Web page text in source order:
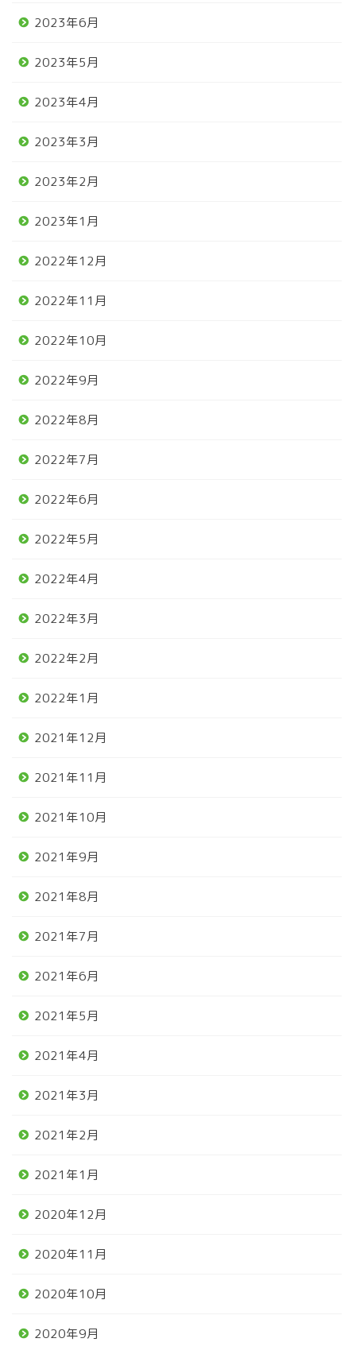
2023年6月
2023年5月
2023年4月
2023年3月
2023年2月
2023年1月
2022年12月
2022年11月
2022年10月
2022年9月
2022年8月
2022年7月
2022年6月
2022年5月
2022年4月
2022年3月
2022年2月
2022年1月
2021年12月
2021年11月
2021年10月
2021年9月
2021年8月
2021年7月
2021年6月
2021年5月
2021年4月
2021年3月
2021年2月
2021年1月
2020年12月
2020年11月
2020年10月
2020年9月